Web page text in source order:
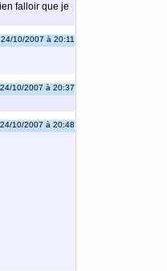
falloir que je
24/10/2007 à 20:11
24/10/2007 à 20:37
24/10/2007 à 20:48